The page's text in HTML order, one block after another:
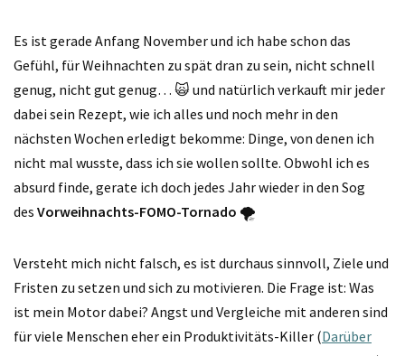
Es ist gerade Anfang November und ich habe schon das
Gefühl, für Weihnachten zu spät dran zu sein, nicht schnell
genug, nicht gut genug… 🙀 und natürlich verkauft mir jeder
dabei sein Rezept, wie ich alles und noch mehr in den
nächsten Wochen erledigt bekomme: Dinge, von denen ich
nicht mal wusste, dass ich sie wollen sollte. Obwohl ich es
absurd finde, gerate ich doch jedes Jahr wieder in den Sog
des Vorweihnachts-FOMO-Tornado 🌪️
Versteht mich nicht falsch, es ist durchaus sinnvoll, Ziele und
Fristen zu setzen und sich zu motivieren. Die Frage ist: Was
ist mein Motor dabei? Angst und Vergleiche mit anderen sind
für viele Menschen eher ein Produktivitäts-Killer (Darüber